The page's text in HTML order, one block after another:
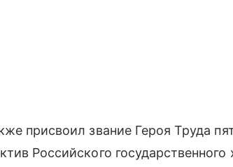
присвоил звание Героя Труда
Российского